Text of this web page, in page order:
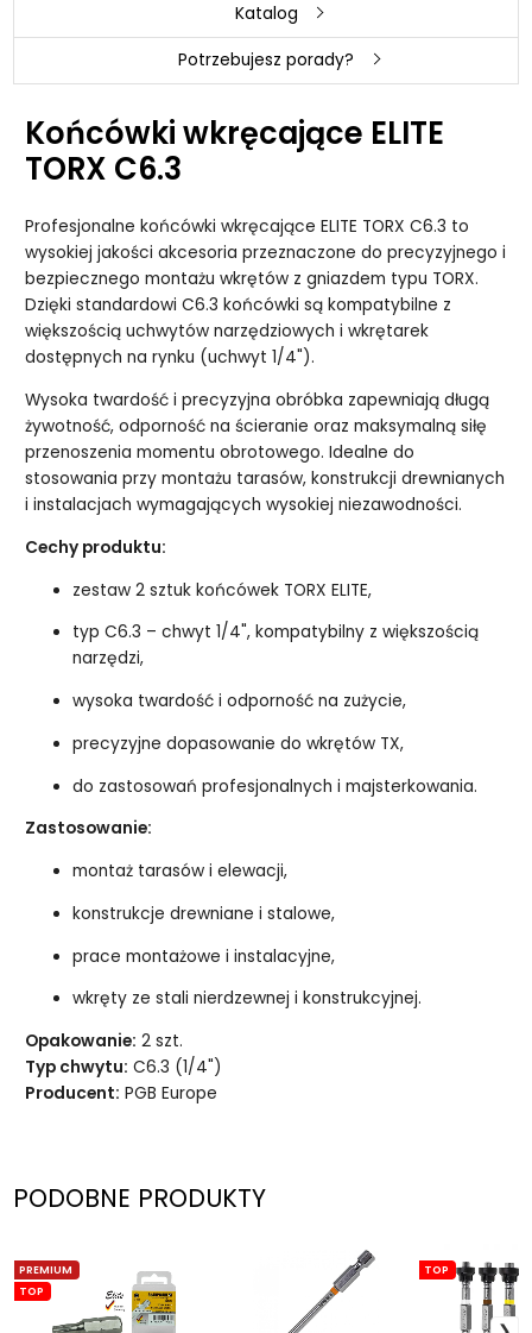
Katalog
Potrzebujesz porady?
Końcówki wkręcające ELITE
TORX C6.3
Profesjonalne końcówki wkręcające ELITE TORX C6.3 to
wysokiej jakości akcesoria przeznaczone do precyzyjnego i
bezpiecznego montażu wkrętów z gniazdem typu TORX.
Dzięki standardowi C6.3 końcówki są kompatybilne z
większością uchwytów narzędziowych i wkrętarek
dostępnych na rynku (uchwyt 1/4").
Wysoka twardość i precyzyjna obróbka zapewniają długą
żywotność, odporność na ścieranie oraz maksymalną siłę
przenoszenia momentu obrotowego. Idealne do
stosowania przy montażu tarasów, konstrukcji drewnianych
i instalacjach wymagających wysokiej niezawodności.
Cechy produktu:
zestaw 2 sztuk końcówek TORX ELITE,
typ C6.3 – chwyt 1/4", kompatybilny z większością
narzędzi,
wysoka twardość i odporność na zużycie,
precyzyjne dopasowanie do wkrętów TX,
do zastosowań profesjonalnych i majsterkowania.
Zastosowanie:
montaż tarasów i elewacji,
konstrukcje drewniane i stalowe,
prace montażowe i instalacyjne,
wkręty ze stali nierdzewnej i konstrukcyjnej.
Opakowanie: 2 szt.
Typ chwytu: C6.3 (1/4")
Producent: PGB Europe
PODOBNE PRODUKTY
PREMIUM
TOP
TOP